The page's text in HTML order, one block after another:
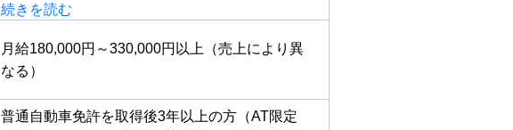
続きを読む
月給180,000円～330,000円以上（売上により異
なる）
普通自動車免許を取得後3年以上の方（AT限定